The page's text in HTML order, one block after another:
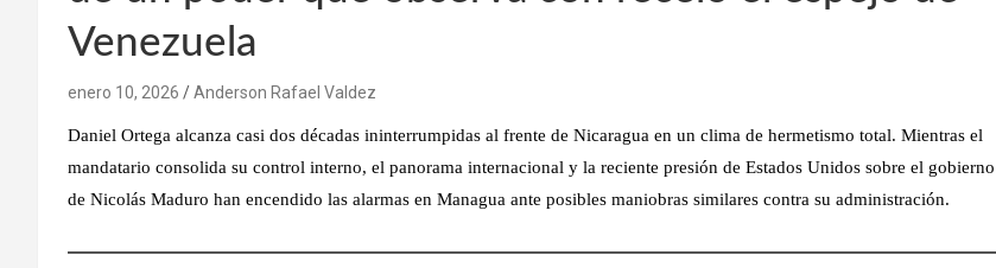
Venezuela
enero 10, 2026 Anderson Rafael Valdez
Daniel Ortega alcanza casi dos décadas ininterrumpidas al frente de Nicaragua en un clima de hermetismo total. Mientras el
mandatario consolida su control interno, el panorama internacional y la reciente presión de Estados Unidos sobre el gobierno
de Nicolás Maduro han encendido las alarmas en Managua ante posibles maniobras similares contra su administración.